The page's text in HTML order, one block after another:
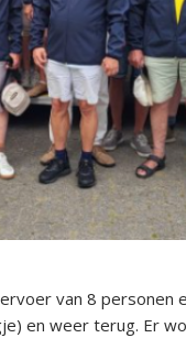
van 8
en weer terug. Er